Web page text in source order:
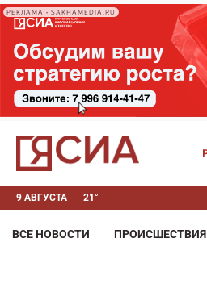
РЕКЛАМА • SAKHAMEDIA.RU
9 АВГУСТА 21°
ВСЕ НОВОСТИ ПРОИСШЕСТВИЯ